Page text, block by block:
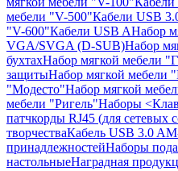
мебели "V-500"Кабели USB
"V-600"Кабели USB AНабор
VGA/SVGA (D-SUB)Набор
бухтахНабор мягкой мебели
защитыНабор мягкой мебели
"Модесто"Набор мягкой
мебели "Ригель"Наборы
патчкорды RJ45 (для сетевых
творчестваКабель USB 3.0
принадлежностейНаборы
настольныеНаградная